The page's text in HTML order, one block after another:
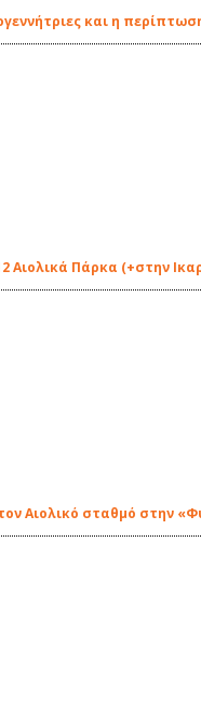
και η
Αιολικά Πάρκα (+στην
Αιολικό σταθμό στην